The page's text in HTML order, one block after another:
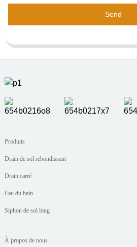
Send
Produits
Drain de sol rebondissant
Drain carré
Eau du bain
Siphon de sol long
À propos de nous